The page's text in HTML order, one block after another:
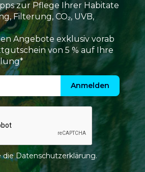
zur Pflege Ihrer Habitate
Filterung, CO₂, UVB,
Angebote exklusiv vorab
von 5 % auf Ihre
Anmelden
dieDatenschutzerklärung.